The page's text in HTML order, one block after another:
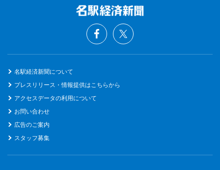
名駅経済新聞について
プレスリリース・情報提供はこちらから
アクセスデータの利用について
お問い合わせ
広告のご案内
スタッフ募集